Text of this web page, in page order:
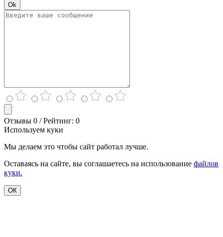
Ok
Отзывы 0 / Рейтинг: 0
Используем куки
Мы делаем это чтобы сайт работал лучше.
Оставаясь на сайте, вы соглашаетесь на использование файлов
куки.
ОК